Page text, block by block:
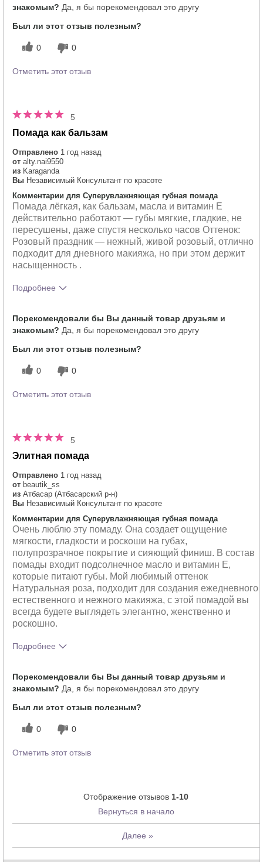
знакомым? Да, я бы порекомендовал это другу
Был ли этот отзыв полезным?
0 0
Отметить этот отзыв
5
Помада как бальзам
Отправлено 1 год назад
от alty.nai9550
из Karaganda
Вы Независимый Консультант по красоте
Комментарии для Суперувлажняющая губная помада
Помада лёгкая, как бальзам, масла и витамин E
действительно работают — губы мягкие, гладкие, не
пересушены, даже спустя несколько часов Оттенок:
Розовый праздник — нежный, живой розовый, отлично
подходит для дневного макияжа, но при этом держит
насыщенность .
Подробнее
продукта?
Порекомендовали бы Вы данный товар друзьям и
знакомым? Да, я бы порекомендовал это другу
Был ли этот отзыв полезным?
0 0
Отметить этот отзыв
5
Элитная помада
Отправлено 1 год назад
от beautik_ss
из Атбасар (Атбасарский р-н)
Вы Независимый Консультант по красоте
Комментарии для Суперувлажняющая губная помада
Очень люблю эту помаду. Она создает ощущение
мягкости, гладкости и роскоши на губах,
полупрозрачное покрытие и сияющий финиш. В состав
помады входит подсолнечное масло и витамин Е,
которые питают губы. Мой любимый оттенок
Натуральная роза, подходит для создания ежедневного
естественного и нежного макияжа, с этой помадой вы
всегда будете выглядеть элегантно, женственно и
роскошно.
Подробнее
продукта?
Как отличается опыт использования
этого продукта от декоративной
Порекомендовали бы Вы данный товар друзьям и
знакомым? Да, я бы порекомендовал это другу
Был ли этот отзыв полезным?
0 0
Отметить этот отзыв
Отображение отзывов 1-10
Вернуться в начало
Далее »